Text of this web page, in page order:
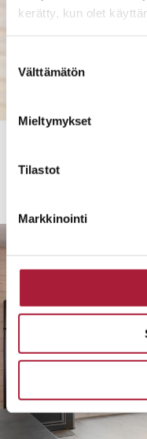
kerätty, kun olet
valinta
Välttämätön
Mieltymykset
Tilastot
Markkinointi